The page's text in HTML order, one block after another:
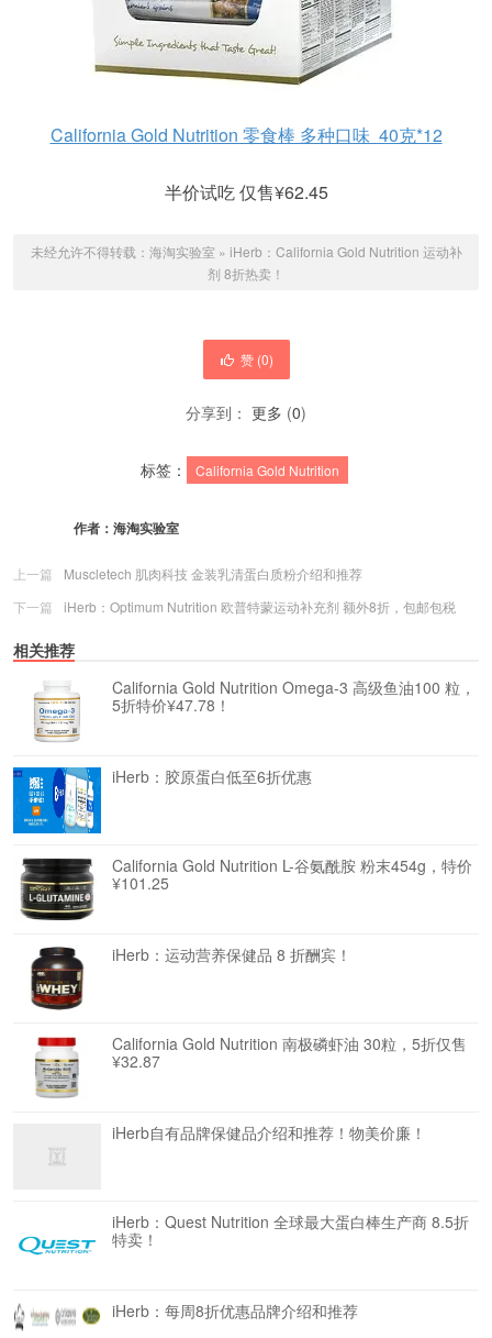
California Gold Nutrition 零食棒 多种口味 40克*12
半价试吃 仅售¥62.45
未经允许不得转载： 海淘实验室 » iHerb：California Gold Nutrition 运动补
剂 8折热卖！
赞 (0)
分享到： 更多 (0)
标签： California Gold Nutrition
作者： 海淘实验室
上一篇
Muscletech 肌肉科技 金装乳清蛋白质粉介绍和推荐
下一篇
iHerb：Optimum Nutrition 欧普特蒙运动补充剂 额外8折，包邮包税
相关推荐
California Gold Nutrition Omega-3 高级鱼油100 粒，
5折特价¥47.78！
iHerb：胶原蛋白低至6折优惠
California Gold Nutrition L-谷氨酰胺 粉末454g，特价
¥101.25
iHerb：运动营养保健品 8 折酬宾！
California Gold Nutrition 南极磷虾油 30粒，5折仅售
¥32.87
iHerb自有品牌保健品介绍和推荐！物美价廉！
iHerb：Quest Nutrition 全球最大蛋白棒生产商 8.5折
特卖！
iHerb：每周8折优惠品牌介绍和推荐